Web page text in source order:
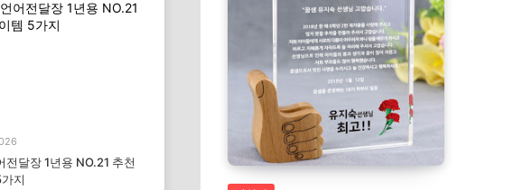
전달장 1년용 NO.21 추천
지